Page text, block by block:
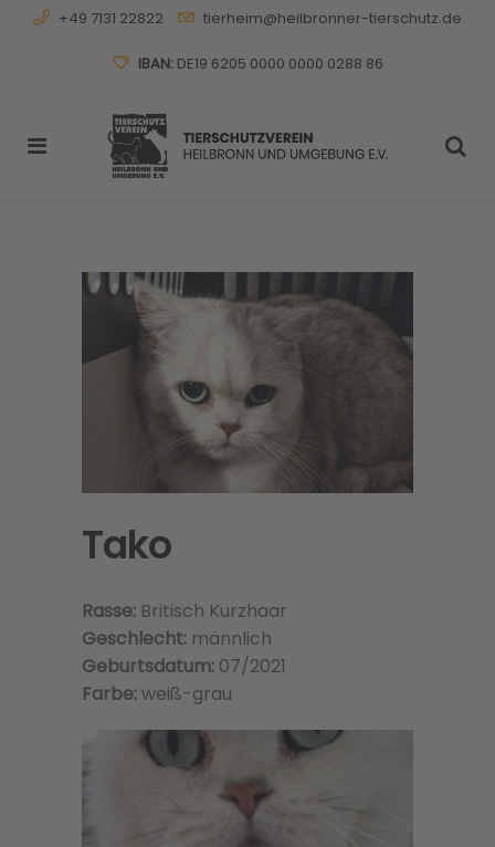
+49 7131 22822 tierheim@heilbronner-tierschutz.de
IBAN:DE19 6205 0000 0000 0288 86
Tako
Rasse: Britisch Kurzhaar
Geschlecht: männlich
Geburtsdatum: 07/2021
Farbe:weiß-grau